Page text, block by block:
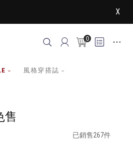
X
0
風格穿搭誌
售
已銷售267件